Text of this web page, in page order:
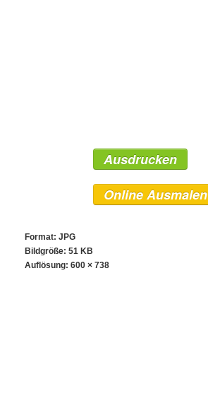
Ausdrucken
Online Ausmalen
Format: JPG
Bildgröße: 51 KB
Auflösung: 600 × 738